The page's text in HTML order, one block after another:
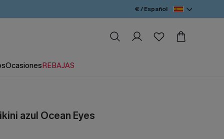
€ / Español
OcasionesREBAJAS
azul Ocean Eyes